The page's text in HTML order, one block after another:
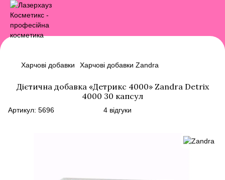
Харчові добавки Харчові добавки Zandra
Дієтична добавка «Детрикс 4000» Zandra Detrix
4000 30 капсул
Артикул: 5696 4 відгуки